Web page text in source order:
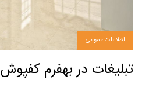
اطلاعات عمومی
تبلیغات در بهفرم کفپوش